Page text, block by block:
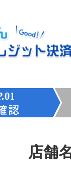
店舗